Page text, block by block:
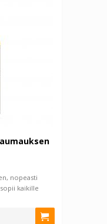
nopeasti
kaikille